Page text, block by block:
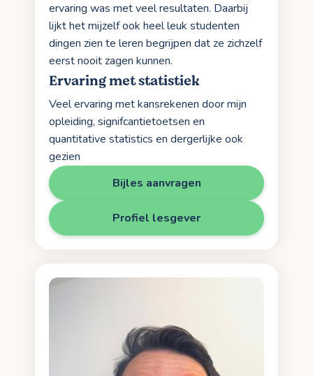
ervaring was met veel resultaten. Daarbij
lijkt het mijzelf ook heel leuk studenten
dingen zien te leren begrijpen dat ze zichzelf
eerst nooit zagen kunnen.
Ervaring met statistiek
Veel ervaring met kansrekenen door mijn
opleiding, signifcantietoetsen en
quantitative statistics en dergerlijke ook
gezien
Bijles aanvragen
Profiel lesgever